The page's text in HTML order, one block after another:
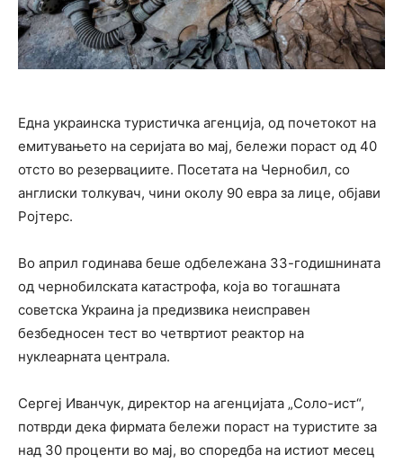
Една украинска туристичка агенција, од почетокот на
емитувањето на серијата во мај, бележи пораст од 40
отсто во резервациите. Посетата на Чернобил, со
англиски толкувач, чини околу 90 евра за лице, објави
Ројтерс.
Во април годинава беше одбележана 33-годишнината
од чернобилската катастрофа, која во тогашната
советска Украина ја предизвика неисправен
безбедносен тест во четвртиот реактор на
нуклеарната централа.
Сергеј Иванчук, директор на агенцијата „Соло-ист“,
потврди дека фирмата бележи пораст на туристите за
над 30 проценти во мај, во споредба на истиот месец